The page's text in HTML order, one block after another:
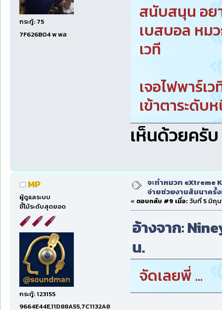
กระทู้: 75
7F626B04 พ พล
สนับสนุน อย
เบสบอล หม
เวที
เจอไฟพาร์เ
เข้าตาระดับ
เห็นด้วยครั
MP
ผู้ดูแลระบบ
ขี้โม้ระดับสุดยอด
กระทู้: 123155
9664E44E,11D88A55,7C1132A8
จะทำหมวก eXtreme
จ่ายช่วยงานสัมนาครั้
« ตอบกลับ #9 เมื่อ: วันที่ 5 มิถุน
อ้างจาก:
น.
จัดเลยพี่ ...